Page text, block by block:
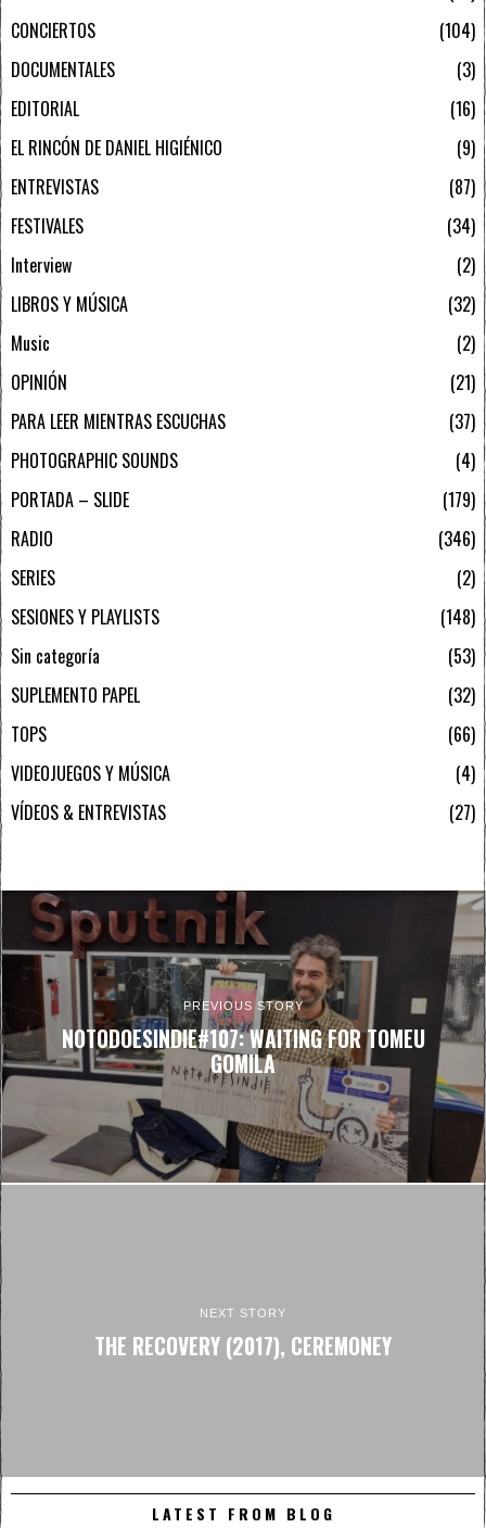
CONCIERTOS
104
DOCUMENTALES
3
EDITORIAL
16
EL RINCÓN DE DANIEL HIGIÉNICO
9
ENTREVISTAS
87
FESTIVALES
34
Interview
2
LIBROS Y MÚSICA
32
Music
2
OPINIÓN
21
PARA LEER MIENTRAS ESCUCHAS
37
PHOTOGRAPHIC SOUNDS
4
PORTADA – SLIDE
179
RADIO
346
SERIES
2
SESIONES Y PLAYLISTS
148
Sin categoría
53
SUPLEMENTO PAPEL
32
TOPS
66
VIDEOJUEGOS Y MÚSICA
4
VÍDEOS & ENTREVISTAS
27
PREVIOUS STORY
NOTODOESINDIE#107: WAITING FOR TOMEU
GOMILA
NEXT STORY
THE RECOVERY (2017), CEREMONEY
LATEST FROM BLOG